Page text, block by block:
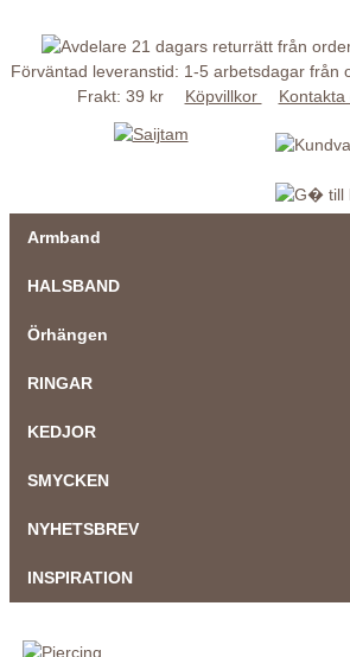
21 dagars returrätt från
Förväntad leveranstid: 1-5 arbetsdagar från
Frakt: 39 kr
Köpvillkor Kontakta
Armband
HALSBAND
Örhängen
RINGAR
KEDJOR
SMYCKEN
NYHETSBREV
INSPIRATION